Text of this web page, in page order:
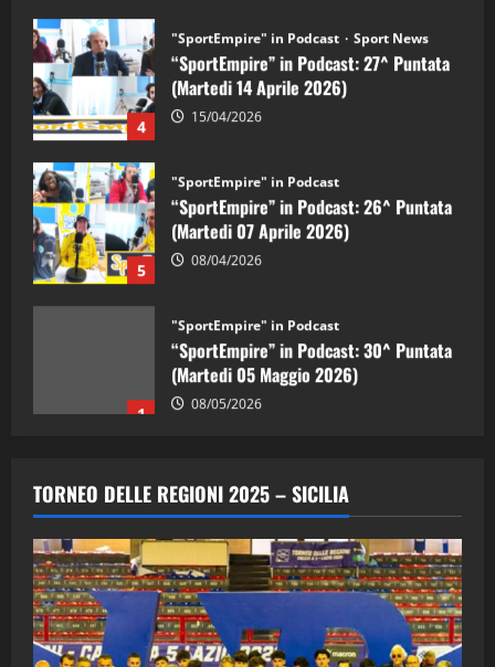
4
“SportEmpire” in Podcast: 27^ Puntata
(Martedi 14 Aprile 2026)
5
“SportEmpire” in Podcast: 26^ Puntata
(Martedi 07 Aprile 2026)
1
“SportEmpire” in Podcast: 30^ Puntata
(Martedi 05 Maggio 2026)
2
“SportEmpire” in Podcast: 29^ Puntata
(Martedi 28 Aprile 2026)
"SportEmpire" in Podcast
“SportEmpire” in Podcast: 28^ Puntata
(Martedi 21 Aprile 2026)
TORNEO DELLE REGIONI 2025 – SICILIA